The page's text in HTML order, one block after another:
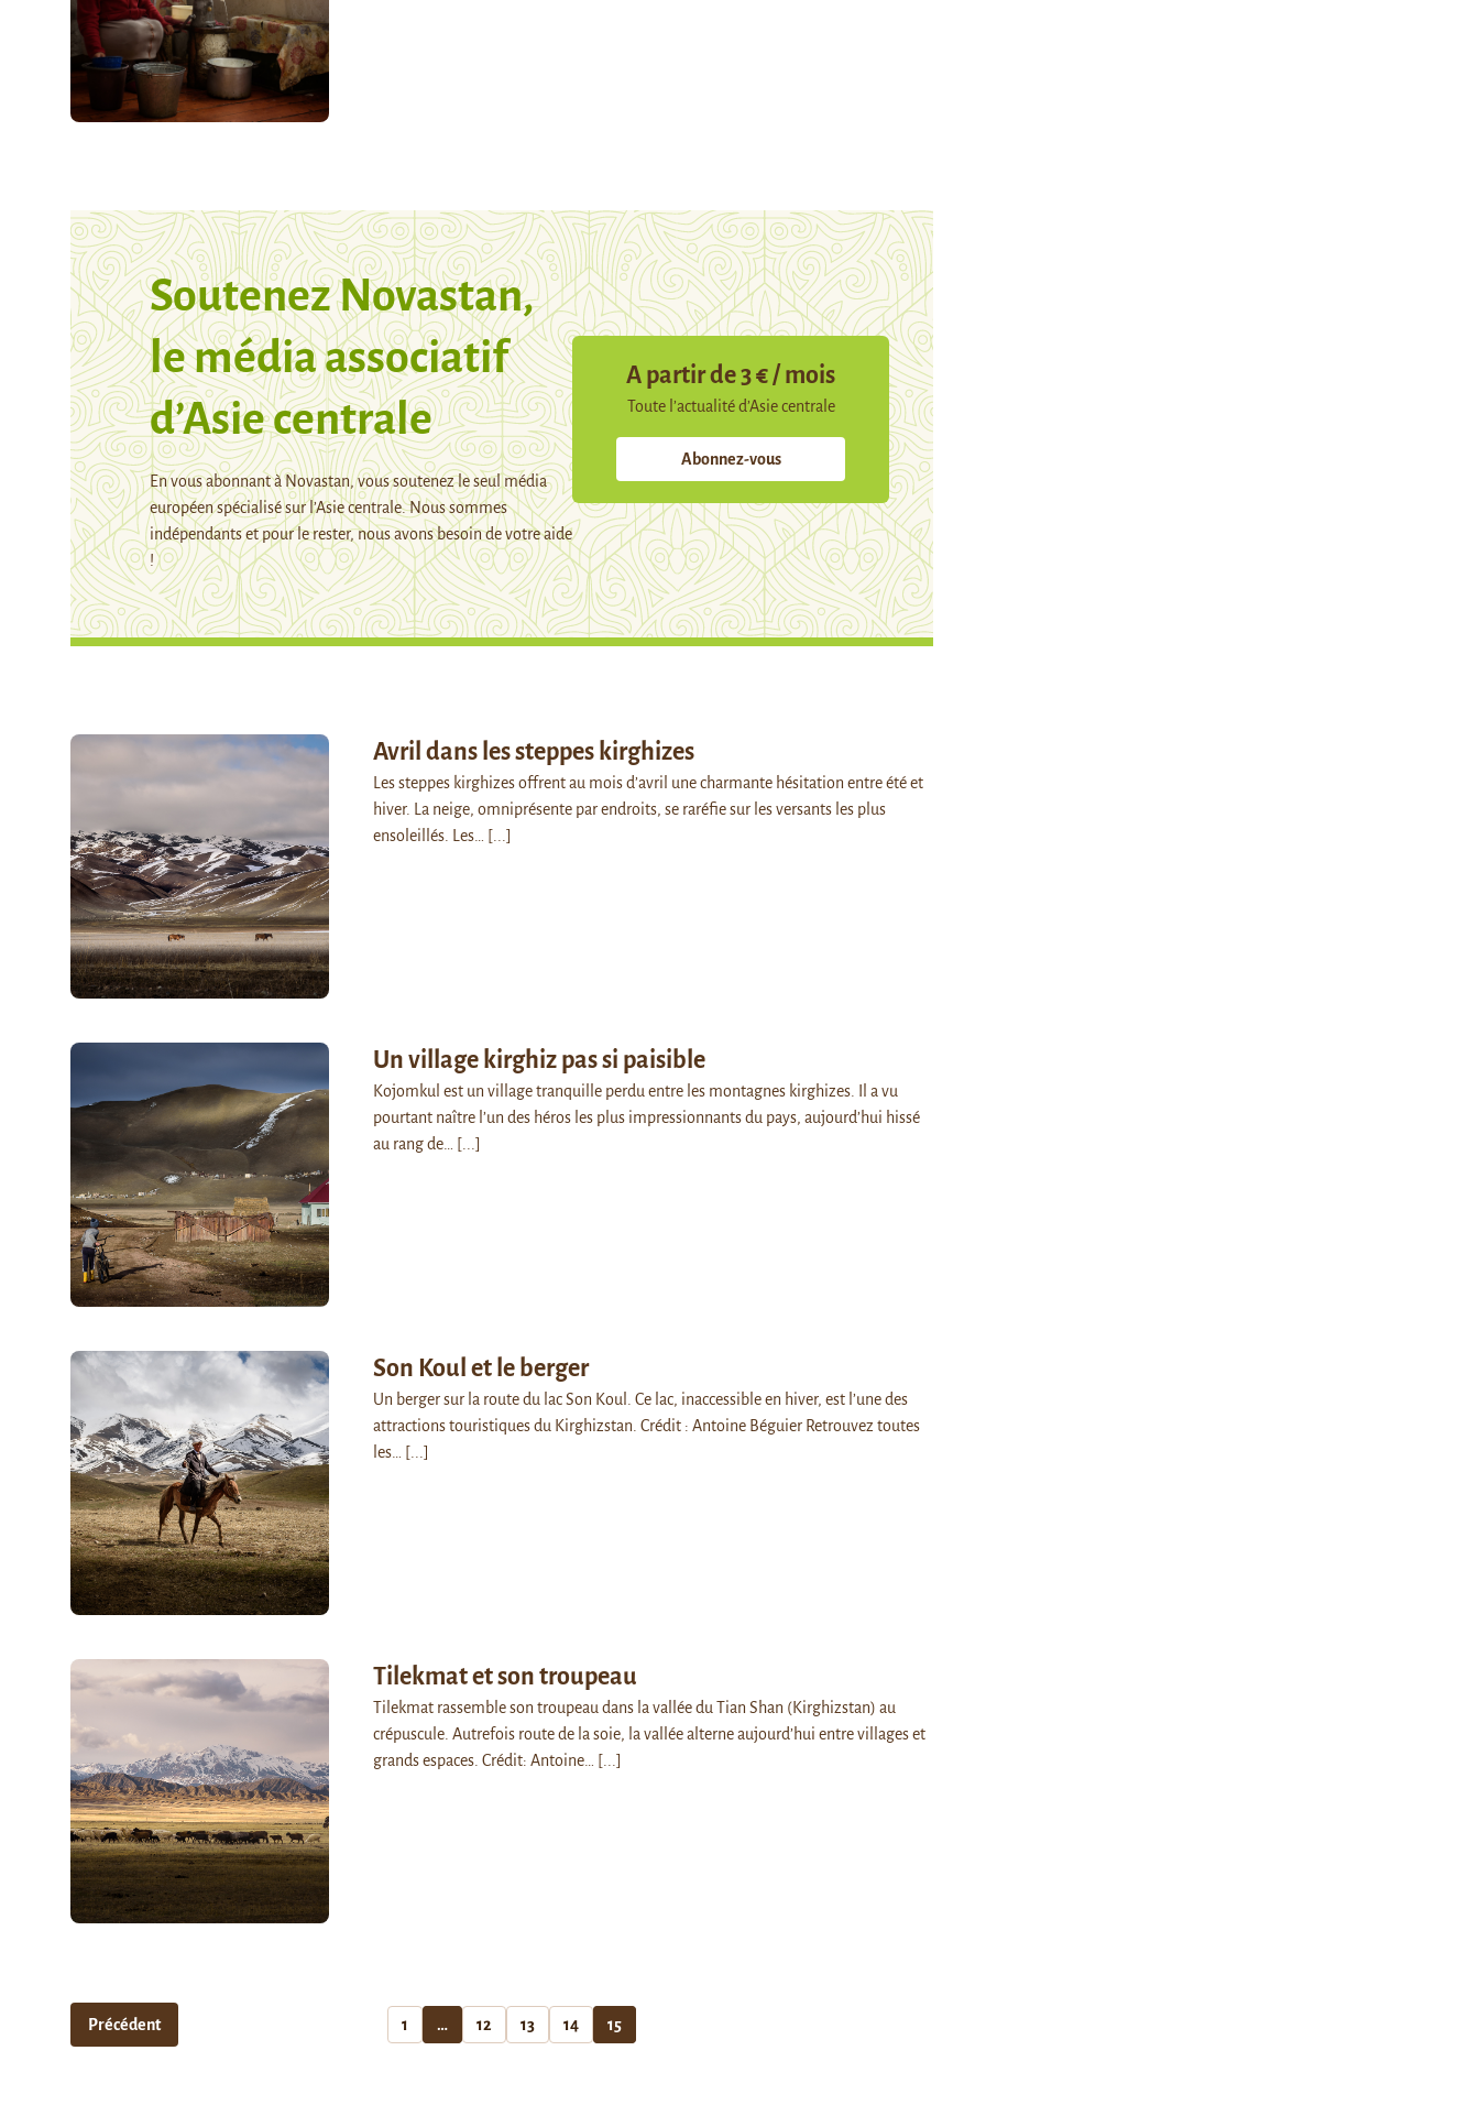
Soutenez Novastan,
le média associatif
d’Asie centrale
En vous abonnant à Novastan, vous soutenez le seul média
européen spécialisé sur l’Asie centrale. Nous sommes
indépendants et pour le rester, nous avons besoin de votre aide
!
A partir de 3 € / mois
Toute l’actualité d’Asie centrale
Abonnez-vous
Avril dans les steppes kirghizes
Les steppes kirghizes offrent au mois d’avril une charmante hésitation entre été et
hiver. La neige, omniprésente par endroits, se raréfie sur les versants les plus
ensoleillés. Les…
[...]
Un village kirghiz pas si paisible
Kojomkul est un village tranquille perdu entre les montagnes kirghizes. Il a vu
pourtant naître l’un des héros les plus impressionnants du pays, aujourd’hui hissé
au rang de…
[...]
Son Koul et le berger
Un berger sur la route du lac Son Koul. Ce lac, inaccessible en hiver, est l’une des
attractions touristiques du Kirghizstan. Crédit : Antoine Béguier Retrouvez toutes
les…
[...]
Tilekmat et son troupeau
Tilekmat rassemble son troupeau dans la vallée du Tian Shan (Kirghizstan) au
crépuscule. Autrefois route de la soie, la vallée alterne aujourd’hui entre villages et
grands espaces. Crédit: Antoine…
[...]
Précédent 1 … 12 13 14 15